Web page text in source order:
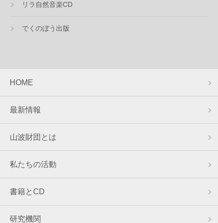
リラ自然音楽CD
でくのぼう出版
HOME
最新情報
山波財団とは
私たちの活動
書籍とCD
研究機関